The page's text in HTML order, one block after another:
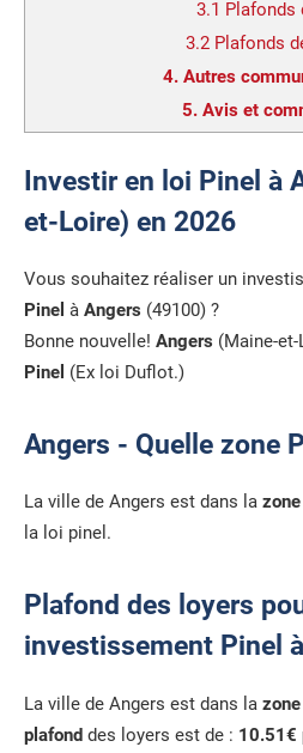
3.1 Plafonds
3.2 Plafonds
4. Autres
5. Avis et
Investir en loi Pinel à
et-Loire) en 2026
Vous souhaitez réaliser un
Pinel à Angers (49100) ?
Bonne nouvelle! Angers (Maine-
Pinel (Ex loi Duflot.)
Angers - Quelle zone
La ville de Angers est dans la
la loi pinel.
Plafond des loyers
investissement Pinel
La ville de Angers est dans la
plafond des loyers est de : 10.51€